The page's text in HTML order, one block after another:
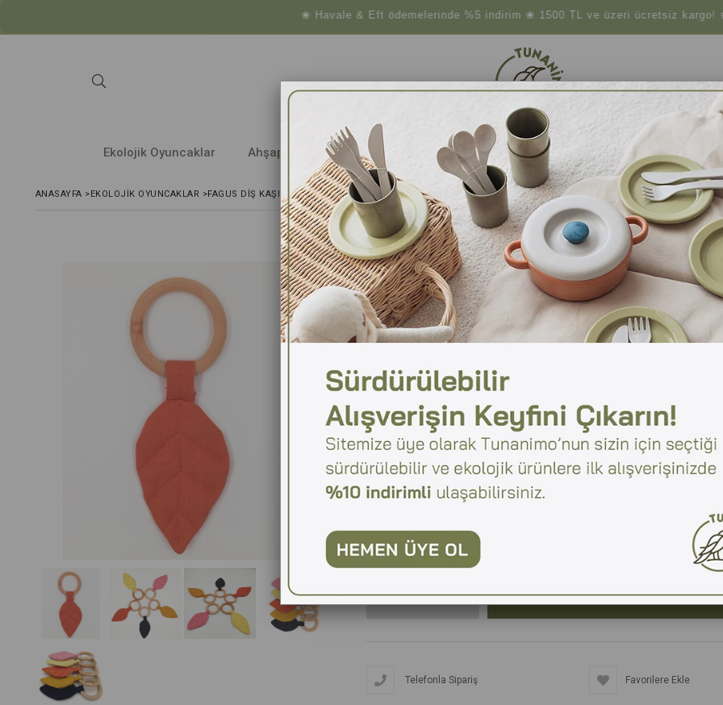
❀ Havale & Eft ödemelerinde %5 indirim ❀ 1500 TL ve üzeri ücretsiz kargo! ❀
Ekolojik Oyuncaklar Ahşap Araç ve Gereçler Atıksız Yaşam Doğal Temizlik Doğal Gıdalar
ANASAYFA >EKOLOJIK OYUNCAKLAR >FAGUS DIŞ KAŞIYICI - KIREMIT
2 Stories
FAGUS Diş Kaşıyıcı - Kiremit
%100 keten kumaş ve doğal kayın ağacından üretilen, yumuşak ve
yumuşaklıkta hem de seslidir.
Bebeğiniz diş çıkarma döneminde, eline aldığı şeyleri dişlerine
Bu sevimli diş kaşıyıcılar yumuşak yapısı sayesinde bebeğinize zarar
Aynı zamanda eline aldığında çıkardığı hışırtı sesleri bebeğinizin
çıkaran şeylere ilgi gösterirler.
Elde üretildiğinden dolayı ürünler birbirinden farklılık gösterebilir.
Türkiye'de üretilmiştir.
Telefonla Sipariş Favorilere Ekle